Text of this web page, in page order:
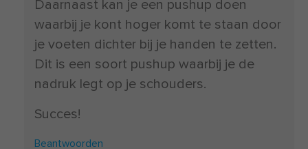
Daarnaast kan je een pushup doen
waarbij je kont hoger komt te staan door
je voeten dichter bij je handen te zetten.
Dit is een soort pushup waarbij je de
nadruk legt op je schouders.
Succes!
Beantwoorden